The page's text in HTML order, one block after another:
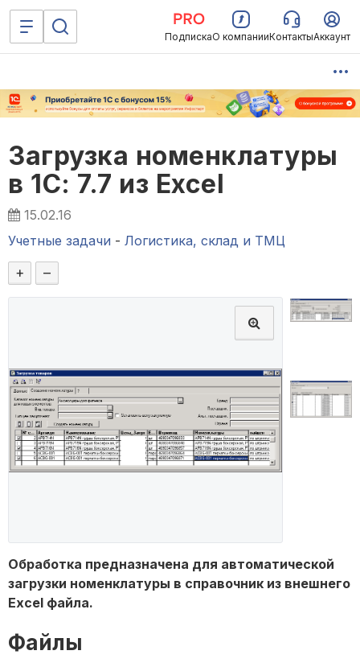
ПодпискаО компанииКонтактыАккаунт
Загрузка номенклатуры
в 1С: 7.7 из Excel
15.02.16
Учетные задачи - Логистика, склад и ТМЦ
+
–
Обработка предназначена для автоматической
загрузки номенклатуры в справочник из внешнего
Excel файла.
Файлы